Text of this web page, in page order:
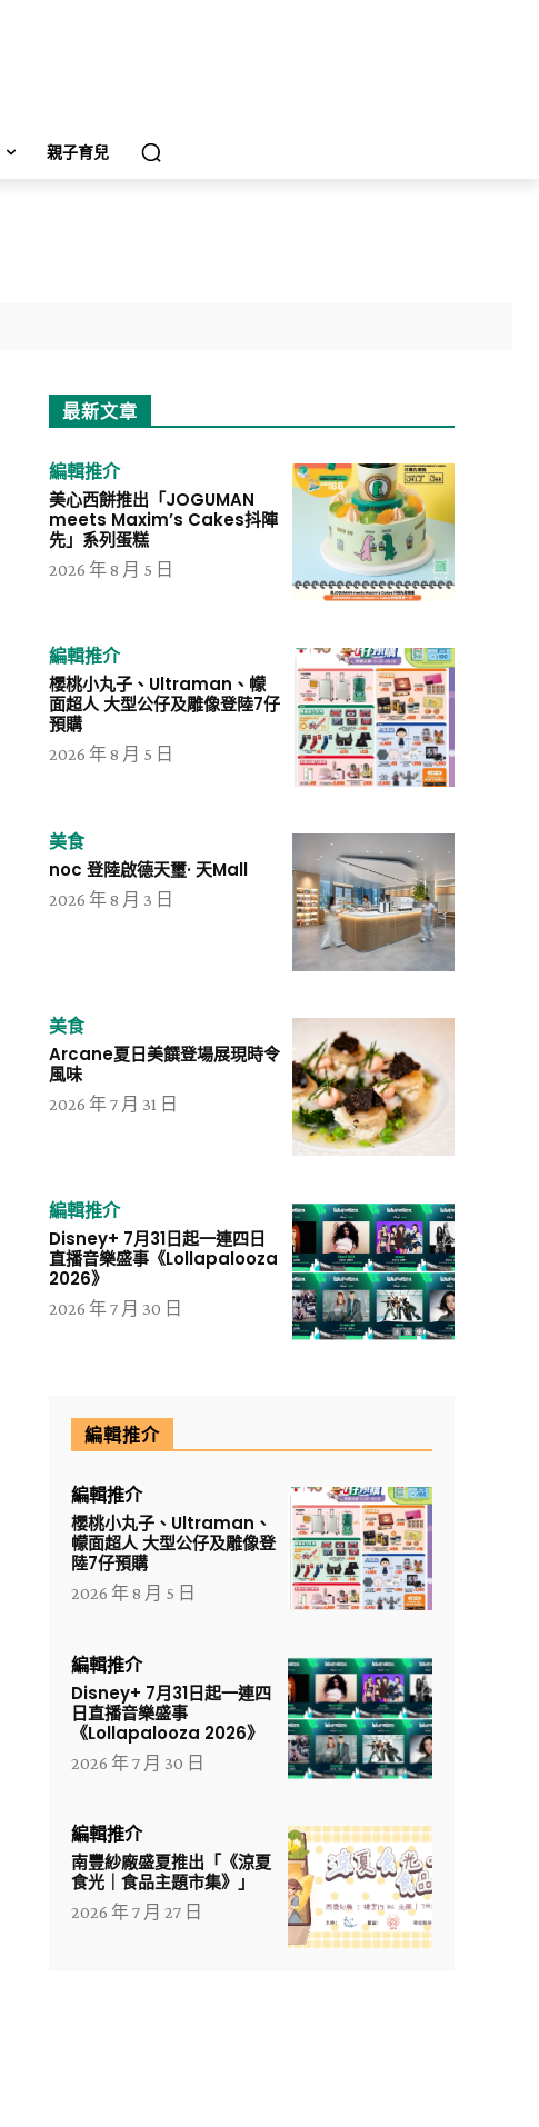
親子育兒
最新文章
編輯推介
美心西餅推出「JOGUMAN
meets Maxim’s Cakes抖陣
先」系列蛋糕
2026 年 8 月 5 日
編輯推介
櫻桃小丸子、Ultraman、幪
面超人 大型公仔及雕像登陸7仔
預購
2026 年 8 月 5 日
美食
noc 登陸啟德天璽· 天Mall
2026 年 8 月 3 日
美食
Arcane夏日美饌登場展現時令
風味
2026 年 7 月 31 日
編輯推介
Disney+ 7月31日起一連四日
直播音樂盛事《Lollapalooza
2026》
2026 年 7 月 30 日
編輯推介
編輯推介
櫻桃小丸子、Ultraman、
幪面超人 大型公仔及雕像登
陸7仔預購
2026 年 8 月 5 日
編輯推介
Disney+ 7月31日起一連四
日直播音樂盛事
《Lollapalooza 2026》
2026 年 7 月 30 日
編輯推介
南豐紗廠盛夏推出「《涼夏
食光｜食品主題市集》」
2026 年 7 月 27 日